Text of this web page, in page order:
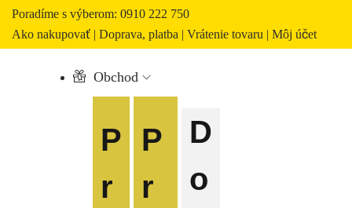
Poradíme s výberom: 0910 222 750
Ako nakupovať | Doprava, platba | Vrátenie tovaru | Môj účet
Obchod
P
r
P
r
D
o